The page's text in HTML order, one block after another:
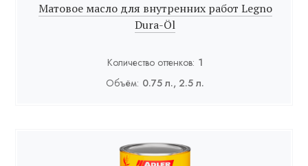
Матовое масло для внутренних работ Legno
Dura-Öl
Количество оттенков: 1
Объём: 0.75 л., 2.5 л.